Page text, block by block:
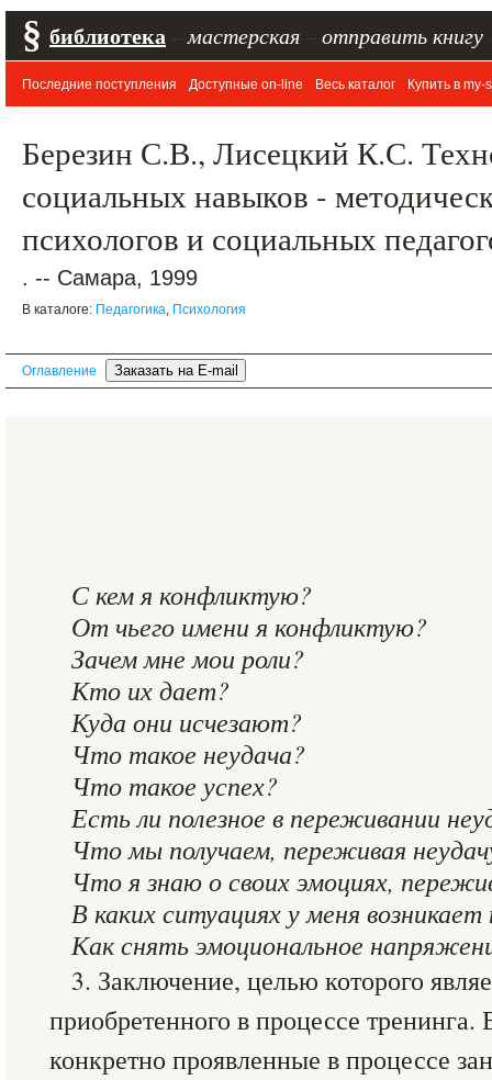
§ библиотека мастерская отправить книгу
Последние поступления Доступные on-line Весь каталог Купить в my-
Березин С.В., Лисецкий К.С.
социальных навыков -
психологов и социальных
. -- Самара, 1999
В каталоге: Педагогика, Психология
Оглавление
С кем я конфликтую?
От чьего имени я конфликтую?
Зачем мне мои роли?
Кто их дает?
Куда они исчезают?
Что такое неудача?
Что такое успех?
Есть ли полезное в переживании
Что мы получаем, переживая
Что я знаю о своих эмоциях,
В каких ситуациях у меня возникает
Как снять эмоциональное
3. Заключение, целью которого
приобретенного в процессе тренинга.
конкретно проявленные в процессе